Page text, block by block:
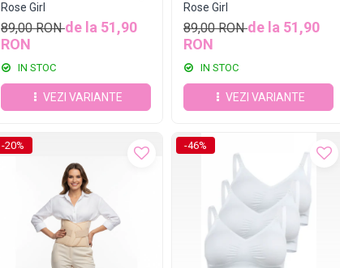
Rose Girl
89,00 RONde la 51,90
RON
IN STOC
VEZI VARIANTE
Rose Girl
89,00 RONde la 51,90
RON
IN STOC
VEZI VARIANTE
-20% -46%